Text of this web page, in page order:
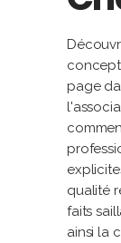
page
qualité
faits
ainsi la